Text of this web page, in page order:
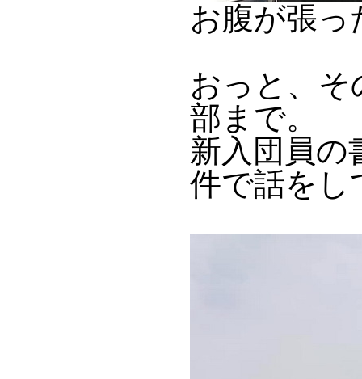
お腹が張っ
おっと、そ
部まで。
新入団員の
件で話をし